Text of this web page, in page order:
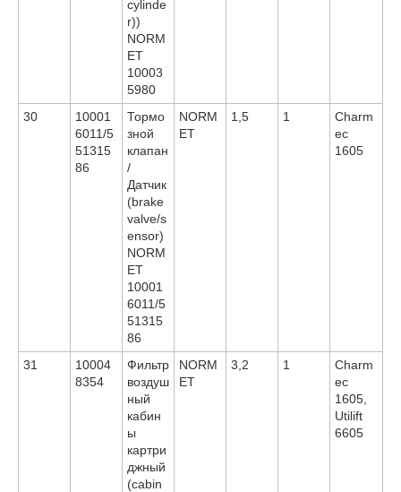
cylinde
r))
NORM
ET
10003
5980
30
10001
6011/5
51315
86
Тормо
зной
клапан
/
Датчик
(brake
valve/s
ensor)
NORM
ET
10001
6011/5
51315
86
NORM
ET
1,5 1
Charm
ec
1605
31
10004
8354
Фильтр
воздуш
ный
кабин
ы
картри
джный
(cabin
NORM
ET
3,2 1
Charm
ec
1605,
Utilift
6605